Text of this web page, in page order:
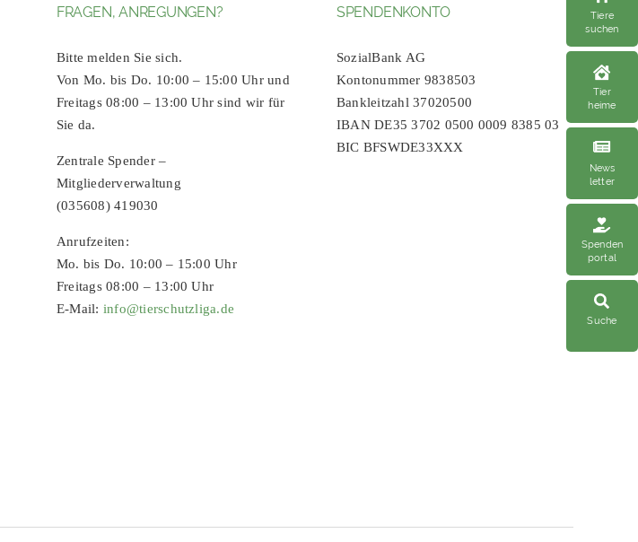
Tiere
suchen
Tier
heime
News
letter
Spenden
portal
Suche
FRAGEN, ANREGUNGEN?
Bitte melden Sie sich.
Von Mo. bis Do. 10:00 – 15:00 Uhr und
Freitags 08:00 – 13:00 Uhr sind wir für
Sie da.
Zentrale Spender –
Mitgliederverwaltung
(035608) 419030
Anrufzeiten:
Mo. bis Do. 10:00 – 15:00 Uhr
Freitags 08:00 – 13:00 Uhr
E-Mail: info@tierschutzliga.de
SPENDENKONTO
SozialBank AG
Kontonummer 9838503
Bankleitzahl 37020500
IBAN DE35 3702 0500 0009 8385 03
BIC BFSWDE33XXX